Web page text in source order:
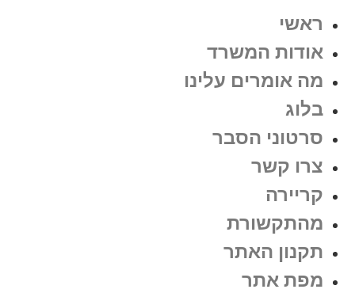
ראשי
אודות המשרד
מה אומרים עלינו
בלוג
סרטוני הסבר
צרו קשר
קריירה
מהתקשורת
תקנון האתר
מפת אתר